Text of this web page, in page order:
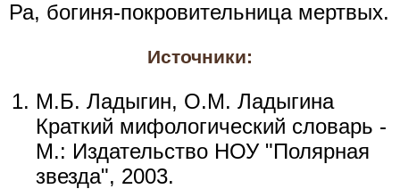
Ра, богиня-покровительница мертвых.
Источники:
М.Б. Ладыгин, О.М. Ладыгина
Краткий мифологический словарь -
М.: Издательство НОУ "Полярная
звезда", 2003.